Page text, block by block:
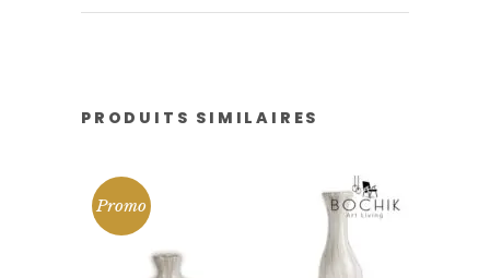
PRODUITS SIMILAIRES
Promo